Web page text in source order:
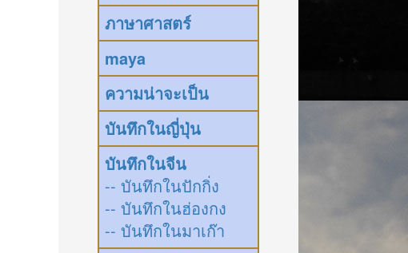
ภาษาศาสตร์
maya
ความน่าจะเป็น
บันทึกในญี่ปุ่น
บันทึกในจีน
-- บันทึกในปักกิ่ง
-- บันทึกในฮ่องกง
-- บันทึกในมาเก๊า